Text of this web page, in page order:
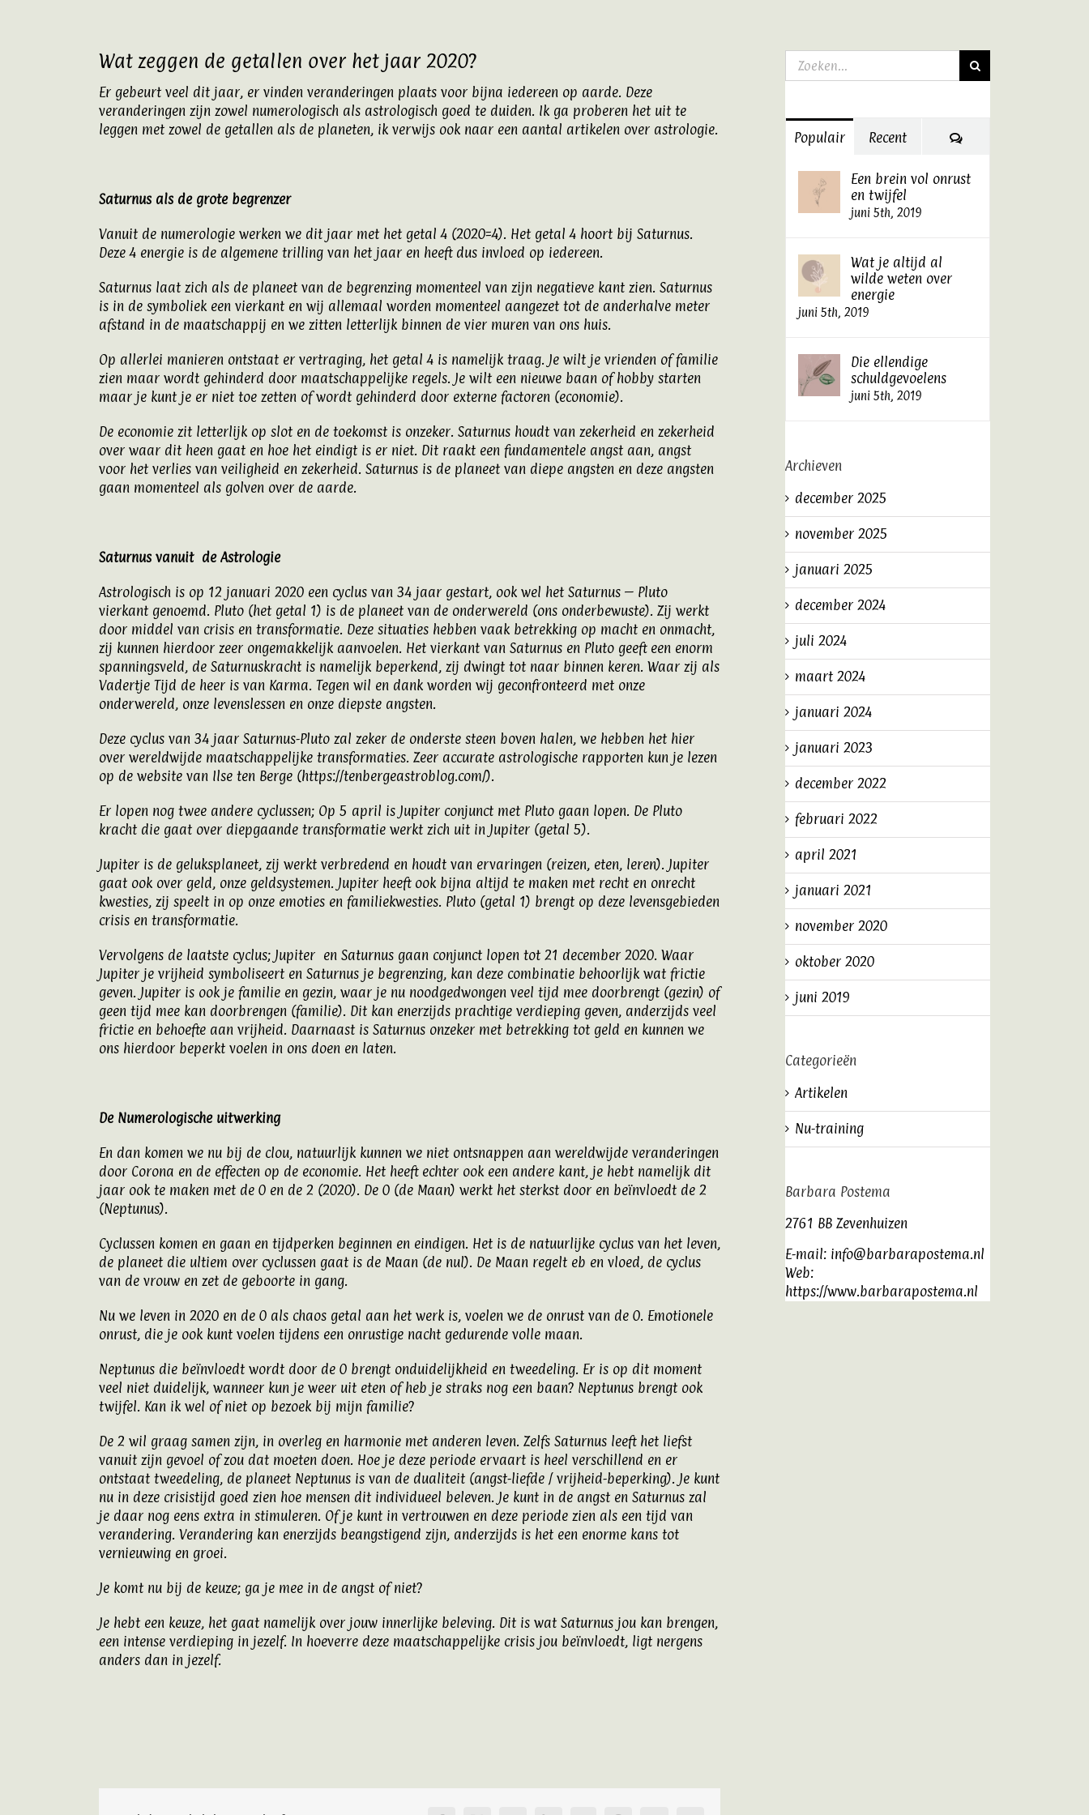
Wat zeggen de getallen over het jaar 2020?
Er gebeurt veel dit jaar, er vinden veranderingen plaats voor bijna iedereen op aarde. Deze
veranderingen zijn zowel numerologisch als astrologisch goed te duiden. Ik ga proberen het uit te
leggen met zowel de getallen als de planeten, ik verwijs ook naar een aantal artikelen over astrologie.
Saturnus als de grote begrenzer
Vanuit de numerologie werken we dit jaar met het getal 4 (2020=4). Het getal 4 hoort bij Saturnus.
Deze 4 energie is de algemene trilling van het jaar en heeft dus invloed op iedereen.
Saturnus laat zich als de planeet van de begrenzing momenteel van zijn negatieve kant zien. Saturnus
is in de symboliek een vierkant en wij allemaal worden momenteel aangezet tot de anderhalve meter
afstand in de maatschappij en we zitten letterlijk binnen de vier muren van ons huis.
Op allerlei manieren ontstaat er vertraging, het getal 4 is namelijk traag. Je wilt je vrienden of familie
zien maar wordt gehinderd door maatschappelijke regels. Je wilt een nieuwe baan of hobby starten
maar je kunt je er niet toe zetten of wordt gehinderd door externe factoren (economie).
De economie zit letterlijk op slot en de toekomst is onzeker. Saturnus houdt van zekerheid en zekerheid
over waar dit heen gaat en hoe het eindigt is er niet. Dit raakt een fundamentele angst aan, angst
voor het verlies van veiligheid en zekerheid. Saturnus is de planeet van diepe angsten en deze angsten
gaan momenteel als golven over de aarde.
Saturnus vanuit de Astrologie
Astrologisch is op 12 januari 2020 een cyclus van 34 jaar gestart, ook wel het Saturnus – Pluto
vierkant genoemd. Pluto (het getal 1) is de planeet van de onderwereld (ons onderbewuste). Zij werkt
door middel van crisis en transformatie. Deze situaties hebben vaak betrekking op macht en onmacht,
zij kunnen hierdoor zeer ongemakkelijk aanvoelen. Het vierkant van Saturnus en Pluto geeft een enorm
spanningsveld, de Saturnuskracht is namelijk beperkend, zij dwingt tot naar binnen keren. Waar zij als
Vadertje Tijd de heer is van Karma. Tegen wil en dank worden wij geconfronteerd met onze
onderwereld, onze levenslessen en onze diepste angsten.
Deze cyclus van 34 jaar Saturnus-Pluto zal zeker de onderste steen boven halen, we hebben het hier
over wereldwijde maatschappelijke transformaties. Zeer accurate astrologische rapporten kun je lezen
op de website van Ilse ten Berge (https://tenbergeastroblog.com/).
Er lopen nog twee andere cyclussen; Op 5 april is Jupiter conjunct met Pluto gaan lopen. De Pluto
kracht die gaat over diepgaande transformatie werkt zich uit in Jupiter (getal 5).
Jupiter is de geluksplaneet, zij werkt verbredend en houdt van ervaringen (reizen, eten, leren). Jupiter
gaat ook over geld, onze geldsystemen. Jupiter heeft ook bijna altijd te maken met recht en onrecht
kwesties, zij speelt in op onze emoties en familiekwesties. Pluto (getal 1) brengt op deze levensgebieden
crisis en transformatie.
Vervolgens de laatste cyclus; Jupiter en Saturnus gaan conjunct lopen tot 21 december 2020. Waar
Jupiter je vrijheid symboliseert en Saturnus je begrenzing, kan deze combinatie behoorlijk wat frictie
geven. Jupiter is ook je familie en gezin, waar je nu noodgedwongen veel tijd mee doorbrengt (gezin) of
geen tijd mee kan doorbrengen (familie). Dit kan enerzijds prachtige verdieping geven, anderzijds veel
frictie en behoefte aan vrijheid. Daarnaast is Saturnus onzeker met betrekking tot geld en kunnen we
ons hierdoor beperkt voelen in ons doen en laten.
De Numerologische uitwerking
En dan komen we nu bij de clou, natuurlijk kunnen we niet ontsnappen aan wereldwijde veranderingen
door Corona en de effecten op de economie. Het heeft echter ook een andere kant, je hebt namelijk dit
jaar ook te maken met de 0 en de 2 (2020). De 0 (de Maan) werkt het sterkst door en beïnvloedt de 2
(Neptunus).
Cyclussen komen en gaan en tijdperken beginnen en eindigen. Het is de natuurlijke cyclus van het leven,
de planeet die ultiem over cyclussen gaat is de Maan (de nul). De Maan regelt eb en vloed, de cyclus
van de vrouw en zet de geboorte in gang.
Nu we leven in 2020 en de 0 als chaos getal aan het werk is, voelen we de onrust van de 0. Emotionele
onrust, die je ook kunt voelen tijdens een onrustige nacht gedurende volle maan.
Neptunus die beïnvloedt wordt door de 0 brengt onduidelijkheid en tweedeling. Er is op dit moment
veel niet duidelijk, wanneer kun je weer uit eten of heb je straks nog een baan? Neptunus brengt ook
twijfel. Kan ik wel of niet op bezoek bij mijn familie?
De 2 wil graag samen zijn, in overleg en harmonie met anderen leven. Zelfs Saturnus leeft het liefst
vanuit zijn gevoel of zou dat moeten doen. Hoe je deze periode ervaart is heel verschillend en er
ontstaat tweedeling, de planeet Neptunus is van de dualiteit (angst-liefde / vrijheid-beperking). Je kunt
nu in deze crisistijd goed zien hoe mensen dit individueel beleven. Je kunt in de angst en Saturnus zal
je daar nog eens extra in stimuleren. Of je kunt in vertrouwen en deze periode zien als een tijd van
verandering. Verandering kan enerzijds beangstigend zijn, anderzijds is het een enorme kans tot
vernieuwing en groei.
Je komt nu bij de keuze; ga je mee in de angst of niet?
Je hebt een keuze, het gaat namelijk over jouw innerlijke beleving. Dit is wat Saturnus jou kan brengen,
een intense verdieping in jezelf. In hoeverre deze maatschappelijke crisis jou beïnvloedt, ligt nergens
anders dan in jezelf.
Zoeken
naar:
Populair Recent Reacties
Een brein vol onrust
en twijfel
juni 5th, 2019
Wat je altijd al
wilde weten over
energie
juni 5th, 2019
Die ellendige
schuldgevoelens
juni 5th, 2019
Archieven
december 2025
november 2025
januari 2025
december 2024
juli 2024
maart 2024
januari 2024
januari 2023
december 2022
februari 2022
april 2021
januari 2021
november 2020
oktober 2020
juni 2019
Categorieën
Artikelen
Nu-training
Barbara Postema
2761 BB Zevenhuizen
E-mail: info@barbarapostema.nl
Web:
https://www.barbarapostema.nl